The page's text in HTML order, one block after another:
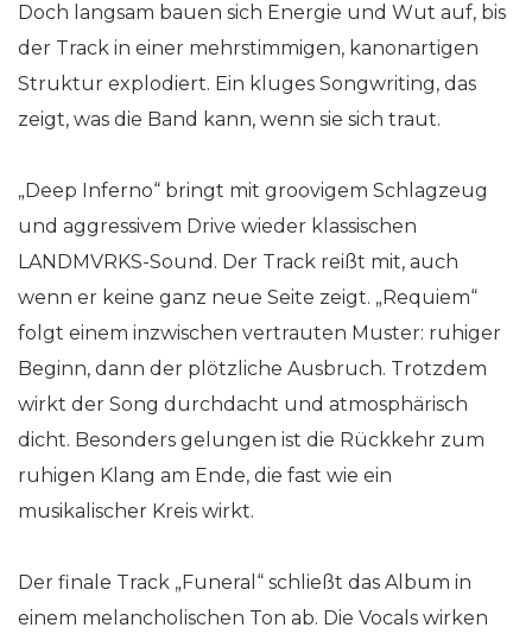
Doch langsam bauen sich Energie und Wut auf, bis
der Track in einer mehrstimmigen, kanonartigen
Struktur explodiert. Ein kluges Songwriting, das
zeigt, was die Band kann, wenn sie sich traut.
„Deep Inferno“ bringt mit groovigem Schlagzeug
und aggressivem Drive wieder klassischen
LANDMVRKS-Sound. Der Track reißt mit, auch
wenn er keine ganz neue Seite zeigt. „Requiem“
folgt einem inzwischen vertrauten Muster: ruhiger
Beginn, dann der plötzliche Ausbruch. Trotzdem
wirkt der Song durchdacht und atmosphärisch
dicht. Besonders gelungen ist die Rückkehr zum
ruhigen Klang am Ende, die fast wie ein
musikalischer Kreis wirkt.
Der finale Track „Funeral“ schließt das Album in
einem melancholischen Ton ab. Die Vocals wirken